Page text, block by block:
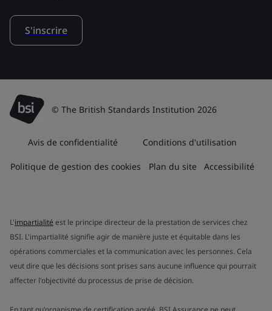
S'inscrire
© The British Standards Institution 2026
Avis de confidentialité Conditions d'utilisation
Politique de gestion des cookies Plan du site Accessibilité
L'impartialité est le principe directeur de la prestation de services chez
BSI. L'impartialité signifie agir de manière juste et équitable dans les
opérations commerciales et la communication avec les personnes. Cela
veut dire que les décisions sont prises sans aucune influence qui pourrait
affecter l'objectivité du processus de prise de décision.